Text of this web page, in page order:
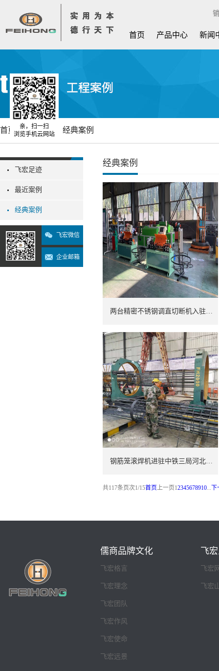
首页 产品中心 新闻
飞宏足迹
最近案例
经典案例
飞宏微信
企业邮箱
首页 工程案例 经典案例
经典案例
两台精密不锈钢调直切断机入驻印度
钢筋笼滚焊机进驻中铁三局河北项目
共117条页次1/15首页上一页12345678910...
儒商品牌文化
飞宏格言
飞宏理念
飞宏团队
飞宏作风
飞宏使命
飞宏远景
飞
飞宏
飞宏
亲，扫一扫
浏览手机云网站